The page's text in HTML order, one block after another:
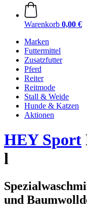
Warenkorb 0,00 €
Marken
Futtermittel
Zusatzfutter
Pferd
Reiter
Reitmode
Stall & Weide
Hunde & Katzen
Aktionen
HEY Sport
l
und